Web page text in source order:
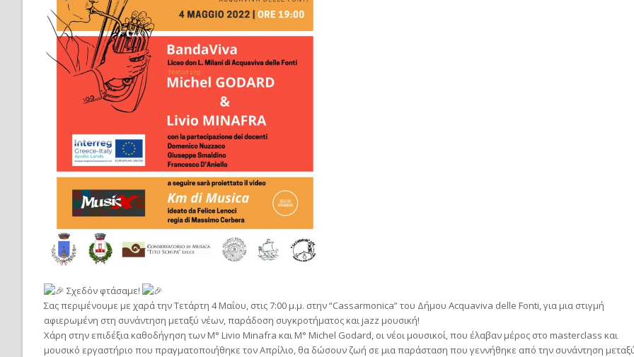
Σχεδόν φτάσαμε!
Σας περιμένουμε με χαρά την Τετάρτη 4 Μαΐου, στις 7:00 μ.μ. στην “Cassarmonica” του Δήμου Acquaviva delle Fonti, για μια στιγμή
αφιερωμένη στη συνάντηση μεταξύ νέων, παράδοση συγκροτήματος και jazz μουσική!
Χάρη στην επιδέξια καθοδήγηση των M° Livio Minafra και M° Michel Godard, οι νέοι μουσικοί, που έλαβαν μέρος στο masterclass και
μουσικό εργαστήριο που πραγματοποιήθηκε τον Απρίλιο, θα δώσουν ζωή σε μια παράσταση που γεννήθηκε από την συνάντηση